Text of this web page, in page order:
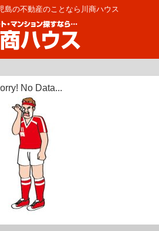
島の不動産のことなら川商ハウス
No Data...